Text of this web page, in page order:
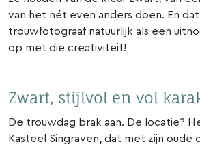
van het nét even anders doen. En dat
trouwfotograaf natuurlijk als een
op met die creativiteit!
Zwart, stijlvol en vol
De trouwdag brak aan. De locatie?
Kasteel Singraven, dat met zijn oude